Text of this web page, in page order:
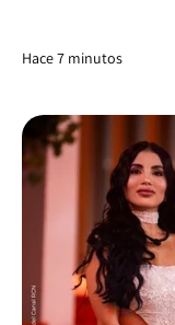
Hace 7 minutos